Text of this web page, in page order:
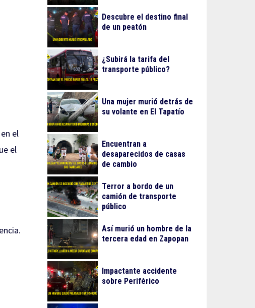
el
el
Descubre el destino final
de un peatón
¿Subirá la tarifa del
transporte público?
Una mujer murió detrás de
su volante en El Tapatío
Encuentran a
desaparecidos de casas
de cambio
Terror a bordo de un
camión de transporte
público
Así murió un hombre de la
tercera edad en Zapopan
Impactante accidente
sobre Periférico